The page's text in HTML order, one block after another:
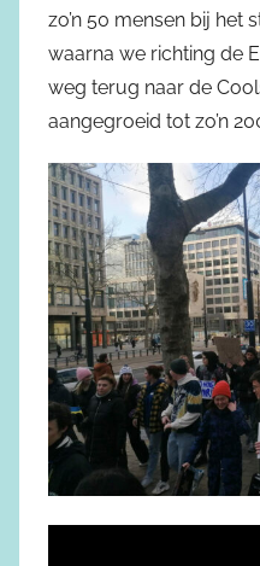
zo’n 50 mensen bij het
waarna we richting de
weg terug naar de
aangegroeid tot zo’n